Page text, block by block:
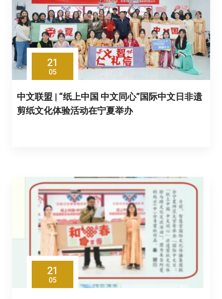
21
05
中文联盟 | “纸上中国 中文同心”国际中文日非遗
剪纸文化体验活动在宁夏举办
21
05